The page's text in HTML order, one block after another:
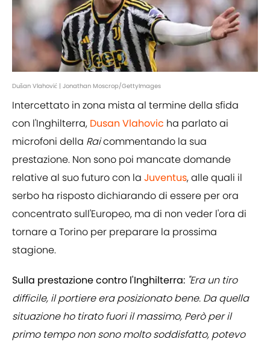
Dušan Vlahović | Jonathan Moscrop/GettyImages
Intercettato in zona mista al termine della sfida
con l'Inghilterra, Dusan Vlahovic ha parlato ai
microfoni della Raicommentando la sua
prestazione. Non sono poi mancate domande
relative al suo futuro con la Juventus, alle quali il
serbo ha risposto dichiarando di essere per ora
concentrato sull'Europeo, ma di non veder l'ora di
tornare a Torino per preparare la prossima
stagione.
Sulla prestazione contro l'Inghilterra: "Era un tiro
difficile, il portiere era posizionato bene. Da quella
situazione ho tirato fuori il massimo, Però per il
primo tempo non sono molto soddisfatto, potevo